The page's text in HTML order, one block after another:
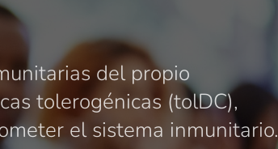
del propio
tolerogénicas (tolDC),
el sistema inmunitario.